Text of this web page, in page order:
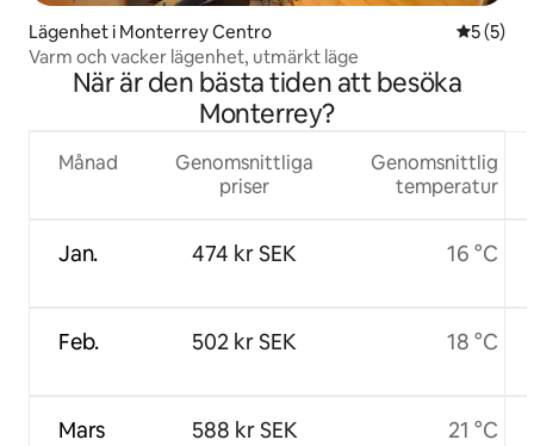
Lägenhet i Monterrey Centro 5 av 5 i
5 (5)
Varm och vacker lägenhet, utmärkt läge
När är den bästa tiden att besöka
Monterrey?
Månad
Jan.
Feb.
Mars
Genomsnittliga
priser
474 kr SEK
502 kr SEK
588 kr SEK
Genomsnittlig
temperatur
16 °C
18 °C
21 °C